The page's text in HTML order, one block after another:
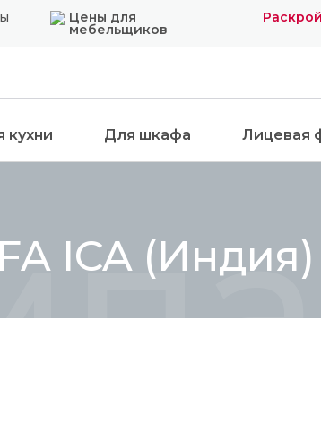
Цены для
мебельщиков
кухни Для шкафа Лицевая
ICA (Индия)